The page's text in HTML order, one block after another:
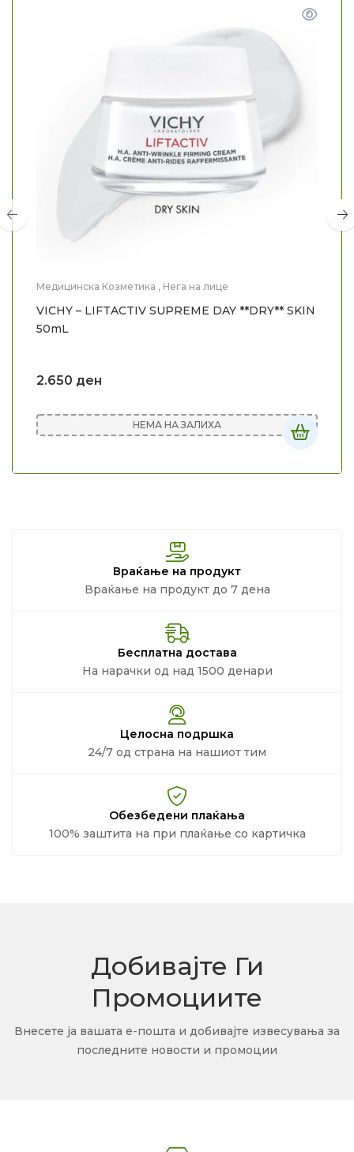
Медицинска Козметика , Нега на лице
VICHY – LIFTACTIV SUPREME DAY **DRY** SKIN
50mL
2.650 ден
НЕМА НА ЗАЛИХА
Враќање на продукт
Враќање на продукт до 7 дена
Бесплатна достава
На нарачки од над 1500 денари
Целосна подршка
24/7 од страна на нашиот тим
Обезбедени плаќања
100% заштита на при плаќање со картичка
Добивајте Ги
Промоциите
Внесете ја вашата е-пошта и добивајте извесувања за
последните новости и промоции